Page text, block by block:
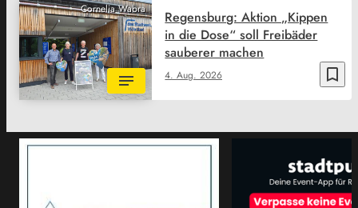
Cornelia Wabra
bookmark_border
4. Aug. 2026
Regensburg: Aktion „Kippen
in die Dose“ soll Freibäder
sauberer machen